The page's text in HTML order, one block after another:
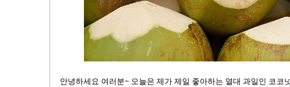
안녕하세요 여러분~ 오늘은 제가 제일 좋아하는 열대 과일인 코코